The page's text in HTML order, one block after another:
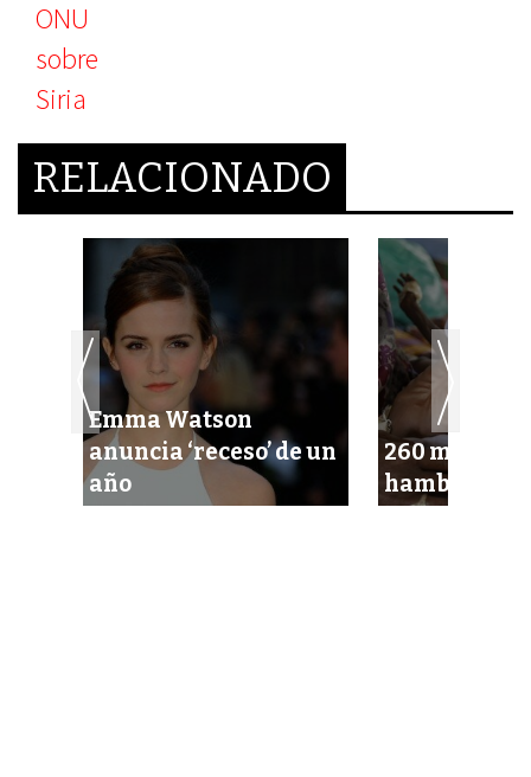
RELACIONADO
Emma Watson
anuncia ‘receso’ de un
año
260 mil
hambre en